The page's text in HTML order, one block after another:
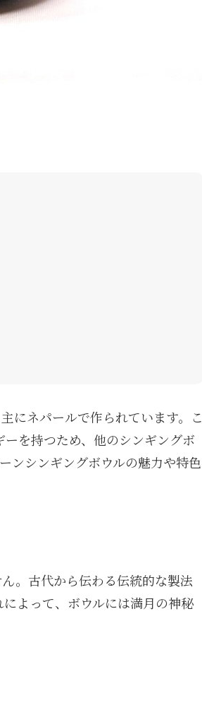
にネパールで作られています。こ
を持つため、他のシンギングボ
ンシンギングボウルの魅力や特色
。古代から伝わる伝統的な製法
よって、ボウルには満月の神秘